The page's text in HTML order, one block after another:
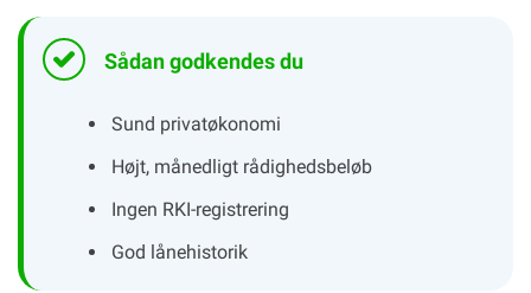
Sådan godkendes du
Sund privatøkonomi
Højt, månedligt rådighedsbeløb
Ingen RKI-registrering
God lånehistorik